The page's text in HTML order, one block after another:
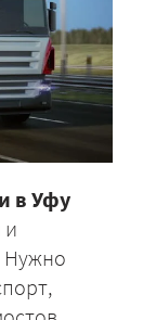
в Уфу
и
Нужно